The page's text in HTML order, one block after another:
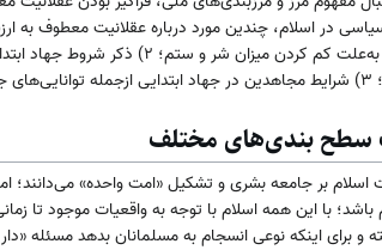
همکاری کردن با حکومت‌های ستمگر و ظالم
سطح بندی‌های مختلف
اسلام بر جامعه بشری و تشکیل «امت واحده»
با این همه اسلام با توجه به واقعیات موجود تا
برای اینکه نوعی انسجام به مسلمانان بدهد مسئله